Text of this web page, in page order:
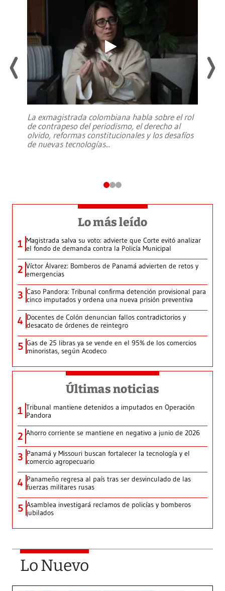
La exmagistrada colombiana habla sobre el rol
de contrapeso del periodismo, el derecho al
olvido, reformas constitucionales y los desafíos
de nuevas tecnologías...
Lo más leído
1 Magistrada salva su voto: advierte que Corte evitó analizar
el fondo de demanda contra la Policía Municipal
2 Víctor Álvarez: Bomberos de Panamá advierten de retos y
emergencias
3 Caso Pandora: Tribunal confirma detención provisional para
cinco imputados y ordena una nueva prisión preventiva
4 Docentes de Colón denuncian fallos contradictorios y
desacato de órdenes de reintegro
5 Gas de 25 libras ya se vende en el 95% de los comercios
minoristas, según Acodeco
Últimas noticias
1 Tribunal mantiene detenidos a imputados en Operación
Pandora
2 Ahorro corriente se mantiene en negativo a junio de 2026
3 Panamá y Missouri buscan fortalecer la tecnología y el
comercio agropecuario
4 Panameño regresa al país tras ser desvinculado de las
fuerzas militares rusas
5 Asamblea investigará reclamos de policías y bomberos
jubilados
Lo Nuevo